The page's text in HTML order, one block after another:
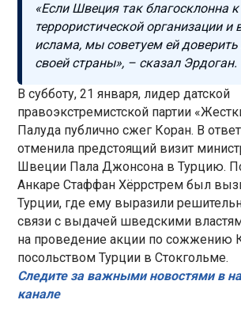
«Если Швеция так благосклонна
террористической организации и
ислама, мы советуем ей
своей страны», – сказал Эрдоган.
В субботу, 21 января, лидер датской
правоэкстремистской партии
Палуда публично сжег Коран. В
отменила предстоящий визит
Швеции Пала Джонсона в Турцию.
Анкаре Стаффан Хёррстрем был
Турции, где ему выразили
связи с выдачей шведскими
на проведение акции по сожжению
посольством Турции в Стокгольме.
Следите за важными новостями в
канале